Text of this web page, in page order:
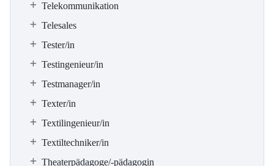
Telekommunikation
Telesales
Tester/in
Testingenieur/in
Testmanager/in
Texter/in
Textilingenieur/in
Textiltechniker/in
Theaterpädagoge/-pädagogin